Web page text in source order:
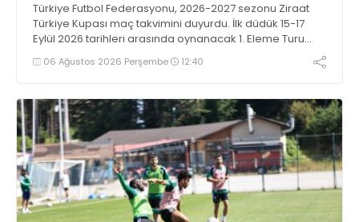
Türkiye Futbol Federasyonu, 2026-2027 sezonu Ziraat
Türkiye Kupası maç takvimini duyurdu. İlk düdük 15-17
Eylül 2026 tarihleri arasında oynanacak 1. Eleme Turu
karşılaşmalarıyla çalacak.
06 Ağustos 2026 Perşembe 12:40